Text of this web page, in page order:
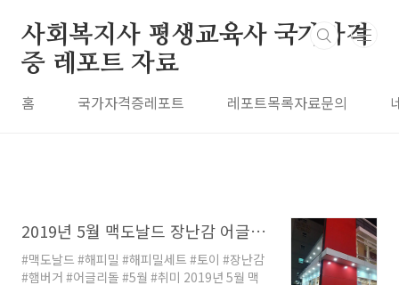
사회복지사 평생교육사 국가자격
증 레포트 자료
홈 국가자격증레포트 레포트목록자료문의
2019년 5월 맥도날드 장난감 어글리돌 10종 해피밀 세트 (McDonald's Happy Meal Toy Corea) 강월드 피규어
#맥도날드 #해피밀 #해피밀세트 #토이 #장난감
#햄버거 #어글리돌 #5월 #취미 2019년 5월 맥